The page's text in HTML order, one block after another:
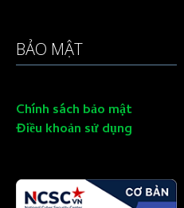
BẢO MẬT
Chính sách bảo mật
Điều khoản sử dụng